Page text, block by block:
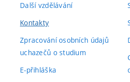
Další vzdělávání
Kontakty
Zpracování osobních údajů
uchazečů o studium
E-přihláška